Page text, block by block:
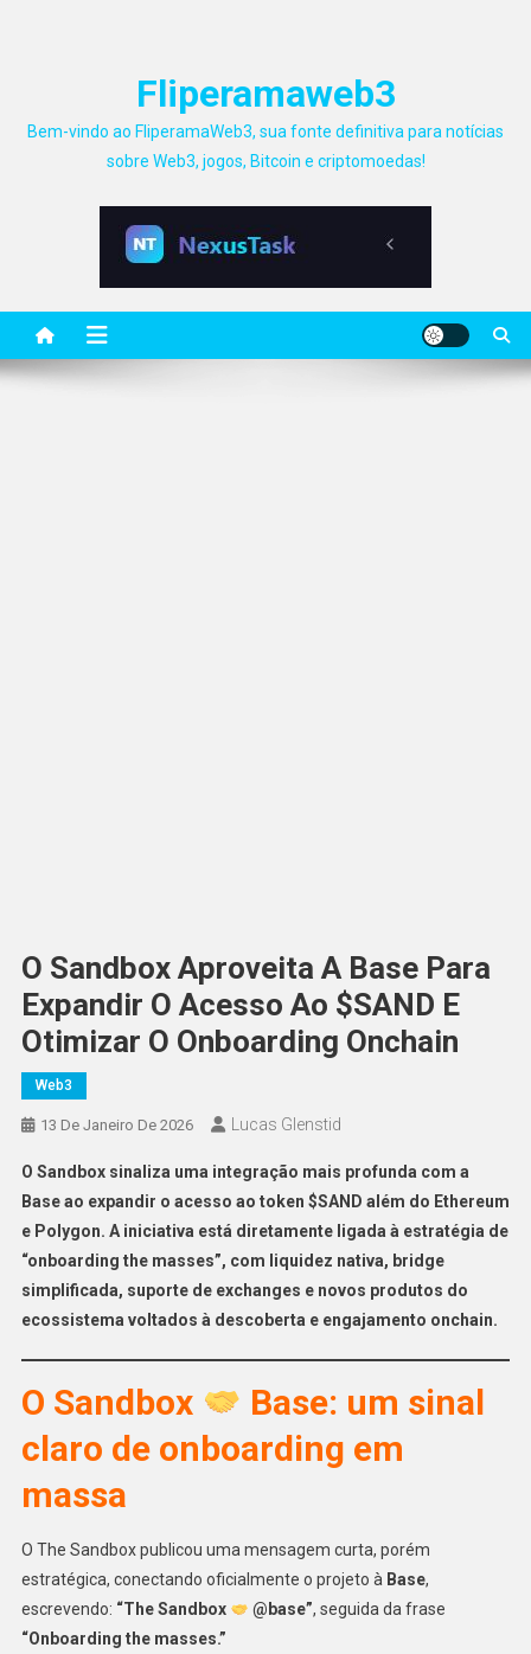
Fliperamaweb3
Bem-vindo ao FliperamaWeb3, sua fonte definitiva para notícias
sobre Web3, jogos, Bitcoin e criptomoedas!
O Sandbox Aproveita A Base Para
Expandir O Acesso Ao $SAND E
Otimizar O Onboarding Onchain
Web3
13 De Janeiro De 2026 Lucas Glenstid
O Sandbox sinaliza uma integração mais profunda com a
Base ao expandir o acesso ao token $SAND além do Ethereum
e Polygon. A iniciativa está diretamente ligada à estratégia de
“onboarding the masses”, com liquidez nativa, bridge
simplificada, suporte de exchanges e novos produtos do
ecossistema voltados à descoberta e engajamento onchain.
O Sandbox
Base: um sinal
claro de onboarding em
massa
O The Sandbox publicou uma mensagem curta, porém
estratégica, conectando oficialmente o projeto à Base,
escrevendo: “The Sandbox @base”, seguida da frase
“Onboarding the masses.”